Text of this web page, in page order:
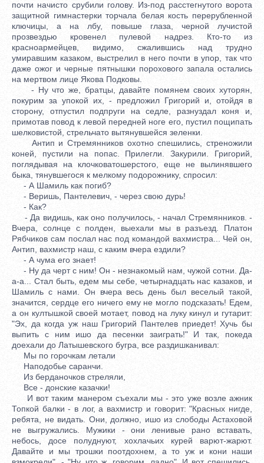
почти начисто срубили голову. Из-под расстегнутого ворота
защитной гимнастерки торчала белая кость перерубленной
ключицы, а на лбу, повыше глаза, черной лучистой
прозвездью кровенел пулевой надрез. Кто-то из
красноармейцев, видимо, сжалившись над трудно
умиравшим казаком, выстрелил в него почти в упор, так что
даже ожог и черные пятнышки порохового запала остались
на мертвом лице Якова Подковы.
- Ну что же, братцы, давайте помянем своих хуторян,
покурим за упокой их, - предложил Григорий и, отойдя в
сторону, отпустил подпруги на седле, разнуздал коня и,
примотав повод к левой передней ноге его, пустил пощипать
шелковистой, стрельчато вытянувшейся зеленки.
Антип и Стремянников охотно спешились, стреножили
коней, пустили на попас. Прилегли. Закурили. Григорий,
поглядывая на клочковатошерстого, еще не вылинявшего
быка, тянувшегося к мелкому подорожнику, спросил:
- А Шамиль как погиб?
- Веришь, Пантелевич, - через свою дурь!
- Как?
- Да видишь, как оно получилось, - начал Стремянников. -
Вчера, солнце с полден, выехали мы в разъезд. Платон
Рябчиков сам послал нас под командой вахмистра... Чей он,
Антип, вахмистр наш, с каким вчера ездили?
- А чума его знает!
- Ну да черт с ним! Он - незнакомый нам, чужой сотни. Да-
а-а... Стал быть, едем мы себе, четырнадцать нас казаков, и
Шамиль с нами. Он вчера весь день был веселый такой,
значится, сердце его ничего ему не могло подсказать! Едем,
а он култышкой своей мотает, повод на луку кинул и гутарит:
"Эх, да когда уж наш Григорий Пантелев приедет! Хучь бы
выпить с ним ишо да песенки заиграть!" И так, покеда
доехали до Латышевского бугра, все раздишканивал:
Мы по горочкам летали
Наподобье саранчи.
Из берданочков стреляли,
Все - донские казачки!
И вот таким манером съехали мы - это уже возле ажник
Топкой балки - в лог, а вахмистр и говорит: "Красных нигде,
ребята, не видать. Они, должно, ишо из слободы Астаховой
не выгружались. Мужики - они ленивые рано вставать,
небось, досе полуднуют, хохлачьих курей варют-жарют.
Давайте и мы трошки поотдохнем, а то уж и кони наши